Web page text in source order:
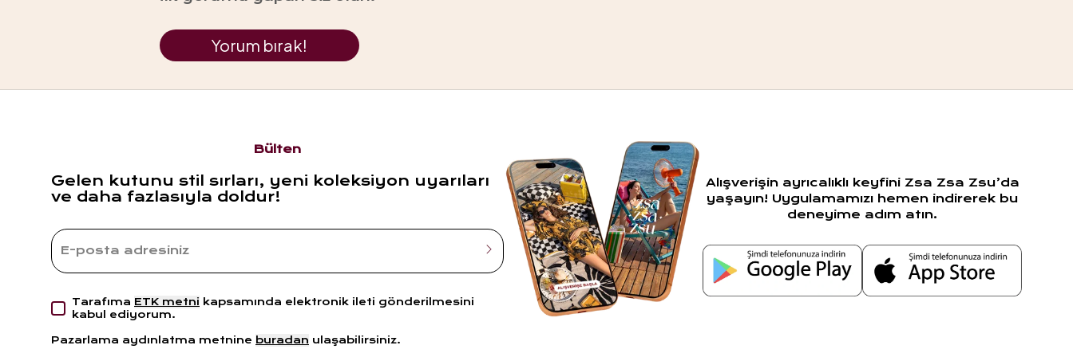
Yorum bırak!
Bülten
Gelen kutunu stil sırları, yeni koleksiyon uyarıları
ve daha fazlasıyla doldur!
Tarafıma ETK metni kapsamında elektronik ileti gönderilmesini
kabul ediyorum.
Pazarlama aydınlatma metnine buradan ulaşabilirsiniz.
Alışverişin ayrıcalıklı keyfini Zsa Zsa Zsu’da
yaşayın! Uygulamamızı hemen indirerek bu
deneyime adım atın.